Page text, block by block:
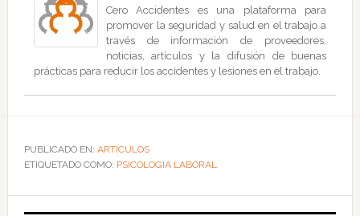
Cero Accidentes es una plataforma para
promover la seguridad y salud en el trabajo a
través de información de proveedores,
noticias, artículos y la difusión de buenas
prácticas para reducir los accidentes y lesiones en el trabajo.
PUBLICADO EN: ARTÍCULOS
ETIQUETADO COMO: PSICOLOGIA LABORAL